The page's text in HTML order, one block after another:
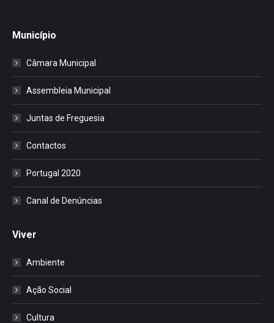
Município
Câmara Municipal
Assembleia Municipal
Juntas de Freguesia
Contactos
Portugal 2020
Canal de Denúncias
Viver
Ambiente
Ação Social
Cultura